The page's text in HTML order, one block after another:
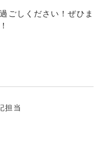
ごしください！ぜひま
担当